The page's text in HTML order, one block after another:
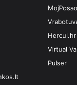
Hercul.hr
Virtual
Pulser